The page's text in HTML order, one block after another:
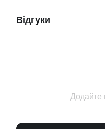
Відгуки
Додайте